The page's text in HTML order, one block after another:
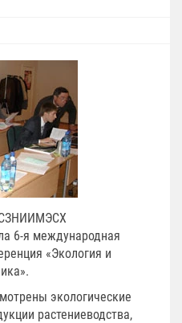
СЗНИИМЭСХ
6-я международная
«Экология и
экологические
растениеводства,